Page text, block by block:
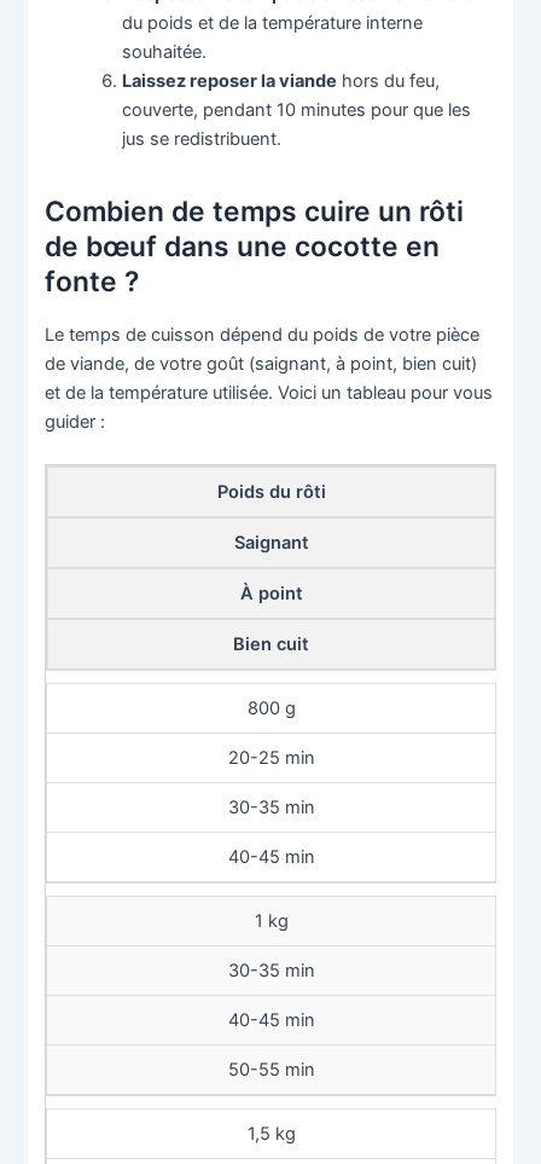
du poids et de la température interne
souhaitée.
Laissez reposer la viande hors du feu,
couverte, pendant 10 minutes pour que les
jus se redistribuent.
Combien de temps cuire un rôti
de bœuf dans une cocotte en
fonte ?
Le temps de cuisson dépend du poids de votre pièce
de viande, de votre goût (saignant, à point, bien cuit)
et de la température utilisée. Voici un tableau pour vous
guider :
Poids du rôti
Saignant
À point
Bien cuit
800 g
20-25 min
30-35 min
40-45 min
1 kg
30-35 min
40-45 min
50-55 min
1,5 kg